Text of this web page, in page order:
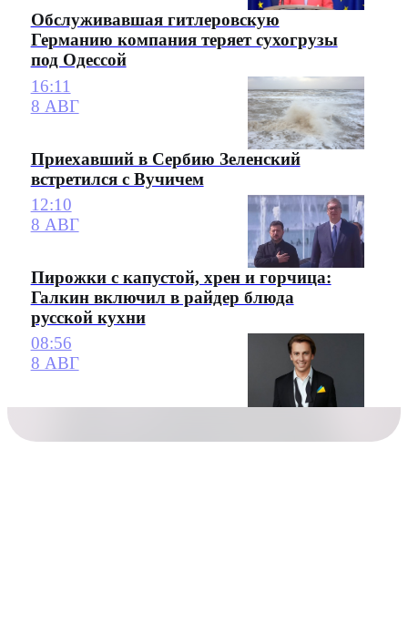
Обслуживавшая гитлеровскую
Германию компания теряет сухогрузы
под Одессой
16:11
8 АВГ
Приехавший в Сербию Зеленский
встретился с Вучичем
12:10
8 АВГ
Пирожки с капустой, хрен и горчица:
Галкин включил в райдер блюда
русской кухни
08:56
8 АВГ